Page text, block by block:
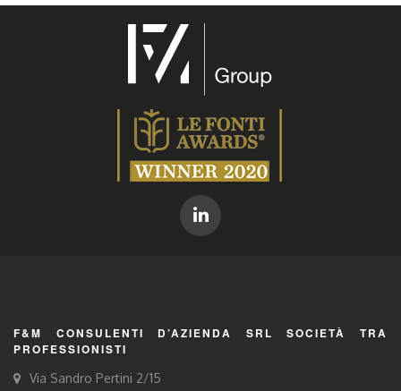
F&M CONSULENTI D’AZIENDA SRL SOCIETÀ TRA
PROFESSIONISTI
Via Sandro Pertini 2/15